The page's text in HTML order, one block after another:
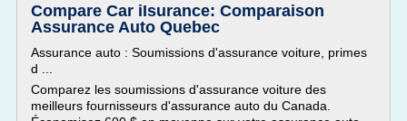
Compare Car iIsurance: Comparaison
Assurance Auto Quebec
Assurance auto : Soumissions d'assurance voiture, primes
d ...
Comparez les soumissions d'assurance voiture des
meilleurs fournisseurs d'assurance auto du Canada.